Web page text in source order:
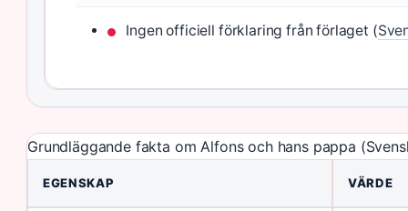
Ingen officiell förklaring från förlaget (
Grundläggande fakta om Alfons och hans pappa
EGENSKAP VÄRDE